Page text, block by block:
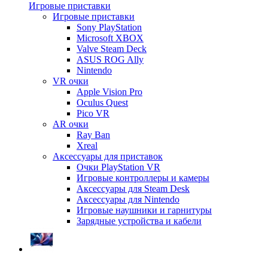
Игровые приставки
Игровые приставки
Sony PlayStation
Microsoft XBOX
Valve Steam Deck
ASUS ROG Ally
Nintendo
VR очки
Apple Vision Pro
Oculus Quest
Pico VR
AR очки
Ray Ban
Xreal
Аксессуары для приставок
Очки PlayStation VR
Игровые контроллеры и камеры
Аксессуары для Steam Desk
Аксессуары для Nintendo
Игровые наушники и гарнитуры
Зарядные устройства и кабели